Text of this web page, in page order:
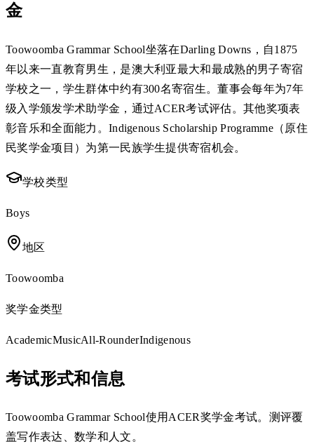
金
Toowoomba Grammar School坐落在Darling Downs，自1875
年以来一直教育男生，是澳大利亚最大和最成熟的男子寄宿
学校之一，学生群体中约有300名寄宿生。董事会每年为7年
级入学颁发学术助学金，通过ACER考试评估。其他奖项表
彰音乐和全面能力。Indigenous Scholarship Programme（原住
民奖学金项目）为第一民族学生提供寄宿机会。
学校类型
Boys
地区
Toowoomba
奖学金类型
AcademicMusicAll-RounderIndigenous
考试形式和信息
Toowoomba Grammar School使用ACER奖学金考试。测评覆
盖写作表达、数学和人文。